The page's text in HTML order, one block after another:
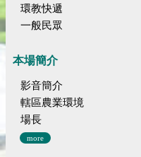
環教快遞
一般民眾
本場簡介
影音簡介
轄區農業環境
場長
more